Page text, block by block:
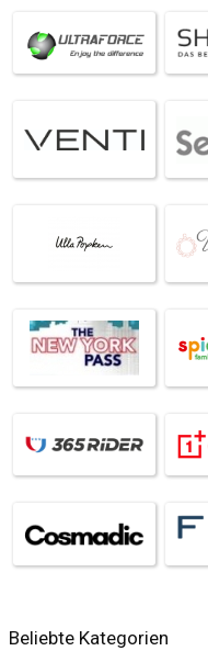
Beliebte Kategorien